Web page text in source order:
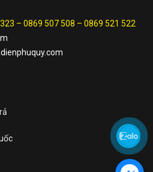
– 0869 507 508 – 0869 521 522